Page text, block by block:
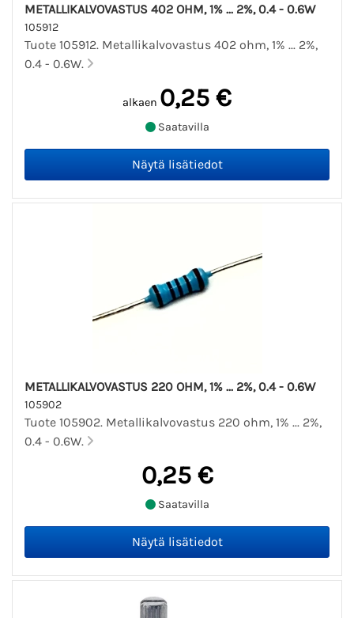
METALLIKALVOVASTUS 402 OHM, 1% ... 2%, 0.4 - 0.6W
105912
Tuote 105912. Metallikalvovastus 402 ohm, 1% ... 2%,
0.4 - 0.6W.
alkaen 0,25 €
Saatavilla
METALLIKALVOVASTUS 220 OHM, 1% ... 2%, 0.4 - 0.6W
105902
Tuote 105902. Metallikalvovastus 220 ohm, 1% ... 2%,
0.4 - 0.6W.
0,25 €
Saatavilla